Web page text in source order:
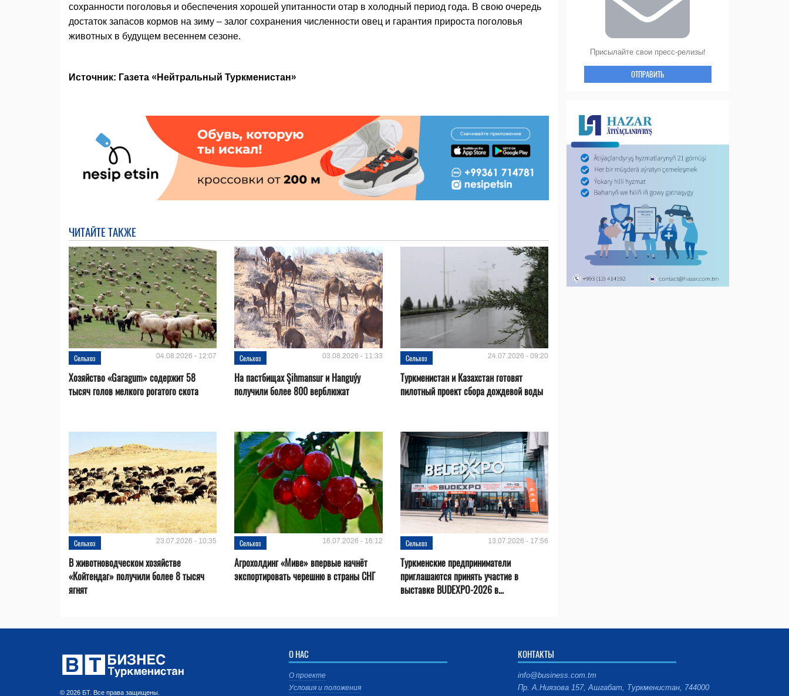
сохранности поголовья и обеспечения хорошей упитанности отар в холодный период года. В свою очередь
достаток запасов кормов на зиму – залог сохранения численности овец и гарантия прироста поголовья
животных в будущем весеннем сезоне.
Источник: Газета «Нейтральный Туркменистан»
ЧИТАЙТЕ ТАКЖЕ
Сельхоз 04.08.2026 - 12:07
Хозяйство «Garagum» содержит 58
тысяч голов мелкого рогатого скота
Сельхоз 03.08.2026 - 11:33
На пастбищах Şihmansur и Hanguýy
получили более 800 верблюжат
Сельхоз 24.07.2026 - 09:20
Туркменистан и Казахстан готовят
пилотный проект сбора дождевой воды
Сельхоз 23.07.2026 - 10:35
В животноводческом хозяйстве
«Койтендаг» получили более 8 тысяч
ягнят
Сельхоз 16.07.2026 - 16:12
Агрохолдинг «Миве» впервые начнёт
экспортировать черешню в страны СНГ
Сельхоз 13.07.2026 - 17:56
Туркменские предприниматели
приглашаются принять участие в
выставке BUDEXPO-2026 в...
Присылайте свои пресс-релизы!
ОТПРАВИТЬ
© 2026 БТ. Все права защищены.
О НАС
О проекте
Условия и положения
КОНТАКТЫ
info@business.com.tm
Пр. А.Ниязова 157, Ашгабат, Туркменистан, 744000